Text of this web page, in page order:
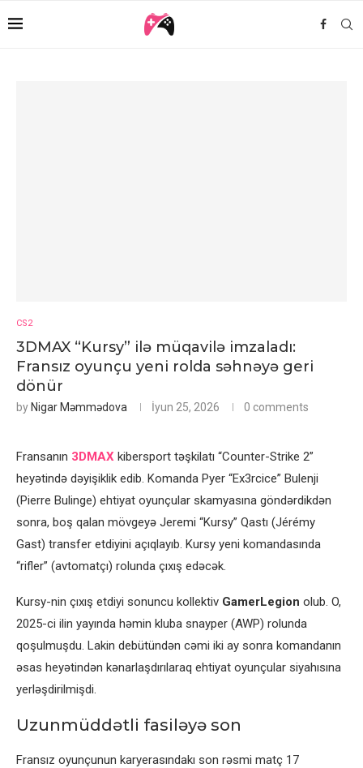
CS2
3DMAX “Kursy” ilə müqavilə imzaladı:
Fransız oyunçu yeni rolda səhnəyə geri
dönür
by Nigar Məmmədova İyun 25, 2026 0 comments
Fransanın 3DMAX kibersport təşkilatı “Counter-Strike 2”
heyətində dəyişiklik edib. Komanda Pyer “Ex3rcice” Bulenji
(Pierre Bulinge) ehtiyat oyunçular skamyasına göndərdikdən
sonra, boş qalan mövgeyə Jeremi “Kursy” Qastı (Jérémy
Gast) transfer etdiyini açıqlayıb. Kursy yeni komandasında
“rifler” (avtomatçı) rolunda çıxış edəcək.
Kursy-nin çıxış etdiyi sonuncu kollektiv GamerLegion olub. O,
2025-ci ilin yayında həmin kluba snayper (AWP) rolunda
qoşulmuşdu. Lakin debütündən cəmi iki ay sonra komandanın
əsas heyətindən kənarlaşdırılaraq ehtiyat oyunçular siyahısına
yerləşdirilmişdi.
Uzunmüddətli fasiləyə son
Fransız oyunçunun karyerasındakı son rəsmi matç 17